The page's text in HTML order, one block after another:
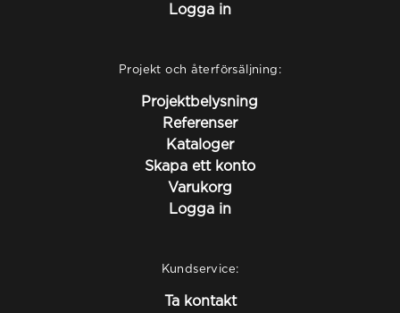
Logga in
Projekt och återförsäljning:
Projektbelysning
Referenser
Kataloger
Skapa ett konto
Varukorg
Logga in
Kundservice:
Ta kontakt